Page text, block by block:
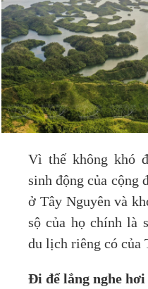
Vì thế không khó
sinh động của cộng
ở Tây Nguyên và
sộ của họ chính là
du lịch riêng có của
Đi để lắng nghe